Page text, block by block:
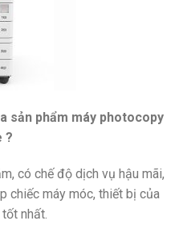
sản phẩm máy photocopy
?
có chế độ dịch vụ hậu mãi,
chiếc máy móc, thiết bị của
nhất.